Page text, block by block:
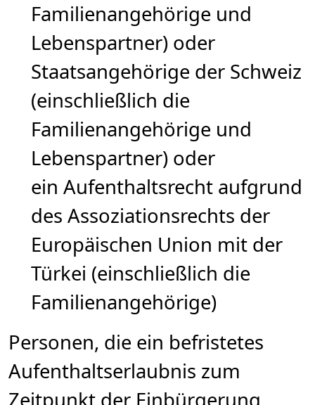
Familienangehörige und
Lebenspartner) oder
Staatsangehörige der Schweiz
(einschließlich die
Familienangehörige und
Lebenspartner) oder
ein Aufenthaltsrecht aufgrund
des Assoziationsrechts der
Europäischen Union mit der
Türkei (einschließlich die
Familienangehörige)
Personen, die ein befristetes
Aufenthaltserlaubnis zum
Zeitpunkt der Einbürgerung